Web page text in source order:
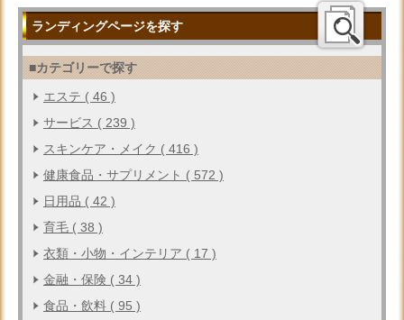
ランディングページを探す
■カテゴリーで探す
エステ ( 46 )
サービス ( 239 )
スキンケア・メイク ( 416 )
健康食品・サプリメント ( 572 )
日用品 ( 42 )
育毛 ( 38 )
衣類・小物・インテリア ( 17 )
金融・保険 ( 34 )
食品・飲料 ( 95 )